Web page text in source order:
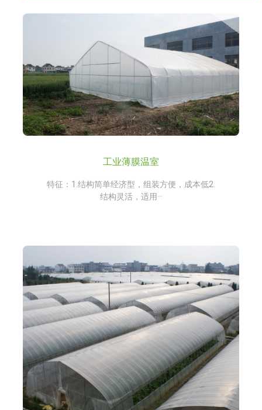
工业薄膜温室
特征：1.结构简单经济型，组装方便，成本低2.
结构灵活，适用···